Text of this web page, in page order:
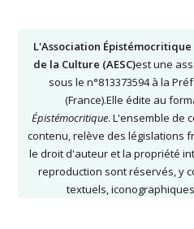
L'Association
de la Culture (AESC)est une
sous le n°813373594 à la
(France).Elle édite au
Épistémocritique. L'ensemble de
contenu, relève des législations
le droit d'auteur et la propriété
reproduction sont réservés, y
textuels,